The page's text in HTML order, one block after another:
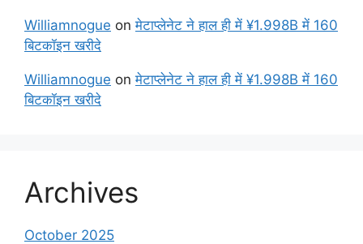
Williamnogue onमेटाप्लेनेट ने हाल ही में ¥1.998B में 160
बिटकॉइन खरीदे
Williamnogue onमेटाप्लेनेट ने हाल ही में ¥1.998B में 160
बिटकॉइन खरीदे
Archives
October 2025